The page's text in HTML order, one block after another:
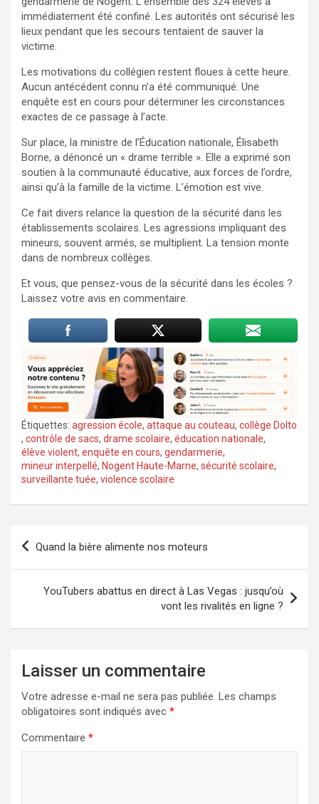
immédiatement été confiné. Les autorités ont sécurisé les
lieux pendant que les secours tentaient de sauver la
victime.
Les motivations du collégien restent floues à cette heure.
Aucun antécédent connu n’a été communiqué. Une
enquête est en cours pour déterminer les circonstances
exactes de ce passage à l’acte.
Sur place, la ministre de l’Éducation nationale, Élisabeth
Borne, a dénoncé un « drame terrible ». Elle a exprimé son
soutien à la communauté éducative, aux forces de l’ordre,
ainsi qu’à la famille de la victime. L’émotion est vive.
Ce fait divers relance la question de la sécurité dans les
établissements scolaires. Les agressions impliquant des
mineurs, souvent armés, se multiplient. La tension monte
dans de nombreux collèges.
Et vous, que pensez-vous de la sécurité dans les écoles ?
Laissez votre avis en commentaire.
Étiquettes: agression école, attaque au couteau, collège Dolto
, contrôle de sacs, drame scolaire, éducation nationale,
élève violent, enquête en cours, gendarmerie,
mineur interpellé, Nogent Haute-Marne, sécurité scolaire,
surveillante tuée, violence scolaire
Navigation
Quand la bière alimente nos moteurs
YouTubers abattus en direct à Las Vegas : jusqu’où
vont les rivalités en ligne ?
Laisser un commentaire
Votre adresse e-mail ne sera pas publiée. Les champs
obligatoires sont indiqués avec *
Commentaire *